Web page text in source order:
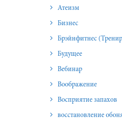
Атеизм
Бизнес
Брэйнфитнес
Будущее
Вебинар
Воображение
Восприятие запахов
восстановление